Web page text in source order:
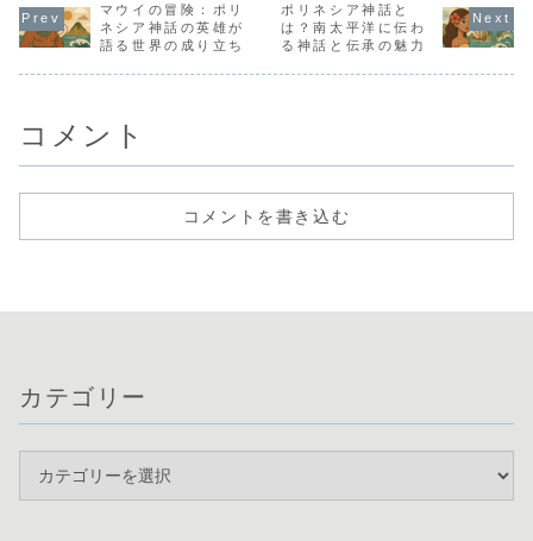
を紹介します。
書」の深い意味と
文化的影響を探り
ます。
マウイの冒険：ポリ
ネシア神話の英雄が
語る世界の成り立ち
ポリネシア神話と
は？南太平洋に伝わ
る神話と伝承の魅力
コメント
コメントを書き込む
カテゴリー